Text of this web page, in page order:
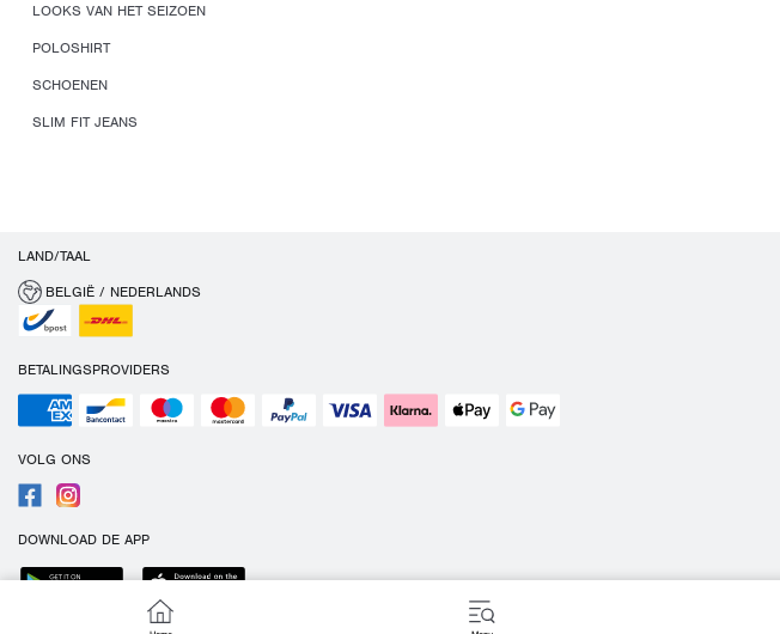
LOOKS VAN HET SEIZOEN
POLOSHIRT
SCHOENEN
SLIM FIT JEANS
LAND/TAAL
BELGIË / NEDERLANDS
BETALINGSPROVIDERS
VOLG ONS
DOWNLOAD DE APP